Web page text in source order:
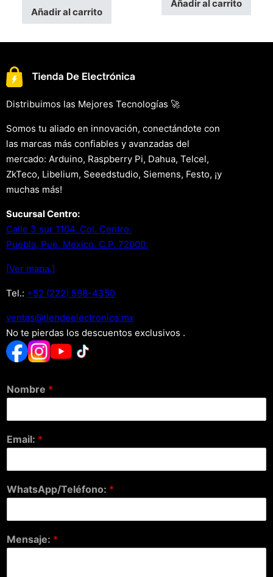
Añadir al carrito
Añadir al carrito
Distribuimos las Mejores Tecnologías 🚀
Somos tu aliado en innovación, conectándote con
las marcas más confiables y avanzadas del
mercado: Arduino, Raspberry Pi, Dahua, Telcel,
ZkTeco, Libelium, Seeedstudio, Siemens, Festo, ¡y
muchas más!
Sucursal Centro:
Calle 3 sur 1104, Col. Centro.
Puebla, Pue. Mexico. C.P. 72000.
[Ver mapa.]
Tel.: +52 (222) 598-4350
xm.acinortceleedneit@satnev
No te pierdas los descuentos exclusivos .
Nombre *
Email: *
WhatsApp/Teléfono: *
Mensaje: *